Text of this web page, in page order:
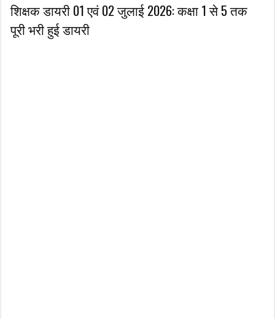
शिक्षक डायरी 01 एवं 02 जुलाई 2026: कक्षा 1 से 5 तक
पूरी भरी हुई डायरी